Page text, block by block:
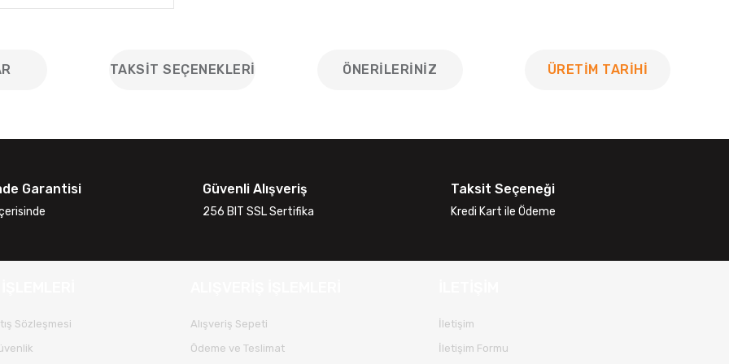
TAKSIT SEÇENEKLERI ÖNERILERINIZ ÜRETİM TARİHİ
Garantisi Güvenli Alışveriş
256 BIT SSL Sertifika
Taksit Seçeneği
Kredi Kart ile Ödeme
Sözleşmesi
Alışveriş Sepeti
Ödeme ve Teslimat
İletişim
İletişim Formu